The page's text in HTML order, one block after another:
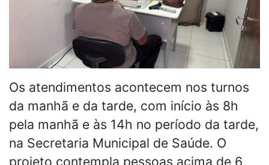
Os atendimentos acontecem nos turnos
da manhã e da tarde, com início às 8h
pela manhã e às 14h no período da tarde,
na Secretaria Municipal de Saúde. O
projeto contempla pessoas acima de 6